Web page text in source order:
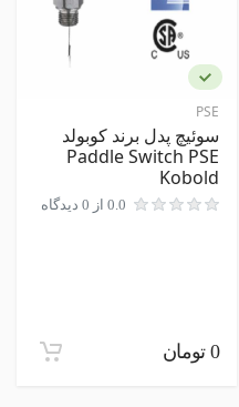
PSE
سوئیچ پدل برند کوبولد
Paddle Switch PSE
Kobold
0.0 از 0 دیدگاه
0 تومان